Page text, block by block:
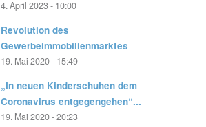
4. April 2023 - 10:00
Revolution des
Gewerbeimmobilienmarktes
19. Mai 2020 - 15:49
„In neuen Kinderschuhen dem
Coronavirus entgegengehen“...
19. Mai 2020 - 20:23